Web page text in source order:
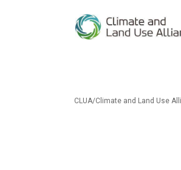
CLUA/Climate and Land Use